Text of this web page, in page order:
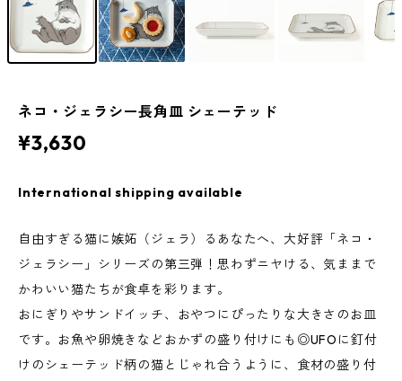
ネコ・ジェラシー長角皿 シェーテッド
¥3,630
International shipping available
自由すぎる猫に嫉妬（ジェラ）るあなたへ、大好評「ネコ・
ジェラシー」シリーズの第三弾！思わずニヤける、気ままで
かわいい猫たちが食卓を彩ります。
おにぎりやサンドイッチ、おやつにぴったりな大きさのお皿
です。お魚や卵焼きなどおかずの盛り付けにも◎UFOに釘付
けのシェーテッド柄の猫とじゃれ合うように、食材の盛り付